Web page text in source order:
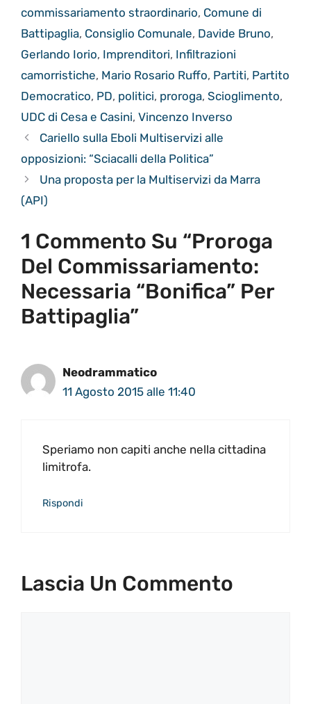
commissariamento straordinario, Comune di
Battipaglia, Consiglio Comunale, Davide Bruno,
Gerlando Iorio, Imprenditori, Infiltrazioni
camorristiche, Mario Rosario Ruffo, Partiti, Partito
Democratico, PD, politici, proroga, Scioglimento,
UDC di Cesa e Casini, Vincenzo Inverso
Cariello sulla Eboli Multiservizi alle
opposizioni: “Sciacalli della Politica”
Una proposta per la Multiservizi da Marra
(API)
1 Commento Su “Proroga
Del Commissariamento:
Necessaria “Bonifica” Per
Battipaglia”
Neodrammatico
11 Agosto 2015 alle 11:40
Speriamo non capiti anche nella cittadina
limitrofa.
Rispondi
Lascia Un Commento